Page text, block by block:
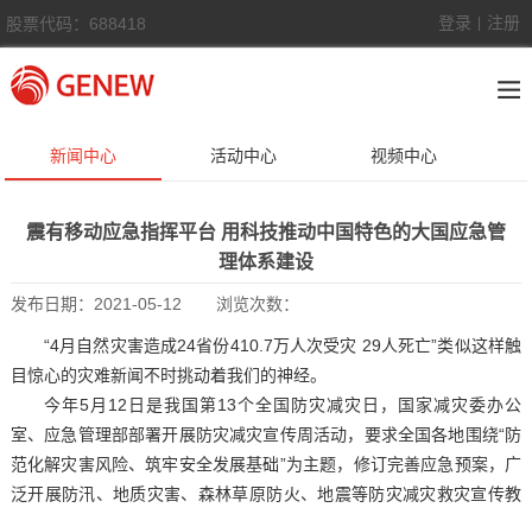
股票代码：688418 登录 注册
新闻中心 活动中心 视频中心
震有移动应急指挥平台 用科技推动中国特色的大国应急管
理体系建设
发布日期： 2021-05-12 浏览次数：
“4月自然灾害造成24省份410.7万人次受灾 29人死亡”类似这样触
目惊心的灾难新闻不时挑动着我们的神经。
今年5月12日是我国第13个全国防灾减灾日，国家减灾委办公
室、应急管理部部署开展防灾减灾宣传周活动，要求全国各地围绕“防
范化解灾害风险、筑牢安全发展基础”为主题，修订完善应急预案，广
泛开展防汛、地质灾害、森林草原防火、地震等防灾减灾救灾宣传教